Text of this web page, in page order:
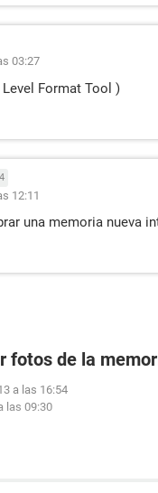
03:27
Format Tool )
12:11
una memoria nueva
fotos de la
a las 16:54
las 09:30